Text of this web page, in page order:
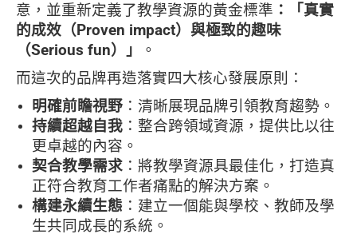
意，並重新定義了教學資源的黃金標準 ：
「真實
的成效（Proven impact）與極致的趣味
（Serious fun）」
。
而這次的品牌再造落實四大核心發展原則：
明確前瞻視野 ：清晰展現品牌引領教育趨勢。
持續超越自我 ：整合跨領域資源，提供比以往
更卓越的內容。
契合教學需求 ：將教學資源具最佳化，打造真
正符合教育工作者痛點的解決方案。
構建永續生態 ：建立一個能與學校、教師及學
生共同成長的系統。